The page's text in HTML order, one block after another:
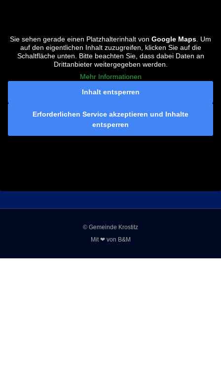
Sie sehen gerade einen Platzhalterinhalt von Google Maps . Um
auf den eigentlichen Inhalt zuzugreifen, klicken Sie auf die
Schaltfläche unten. Bitte beachten Sie, dass dabei Daten an
Drittanbieter weitergegeben werden.
Mehr Informationen
Inhalt entsperren
Erforderlichen Service akzeptieren und Inhalte
entsperren
© Gemeinde Krostitz
Mit ❤ von B&M